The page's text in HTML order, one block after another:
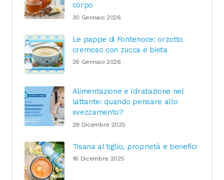
corpo
30 Gennaio 2026
Le pappe di Fontenoce: orzotto
cremoso con zucca e bieta
26 Gennaio 2026
Alimentazione e Idratazione nel
lattante: quando pensare allo
svezzamento?
29 Dicembre 2025
Tisana al tiglio, proprietà e benefici
16 Dicembre 2025